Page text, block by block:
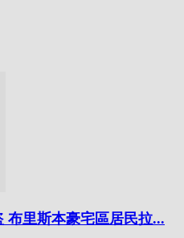
布里斯本豪宅區居民拉...